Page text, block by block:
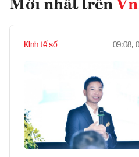
Mới nhất trên
Kinh tế số 09:08,